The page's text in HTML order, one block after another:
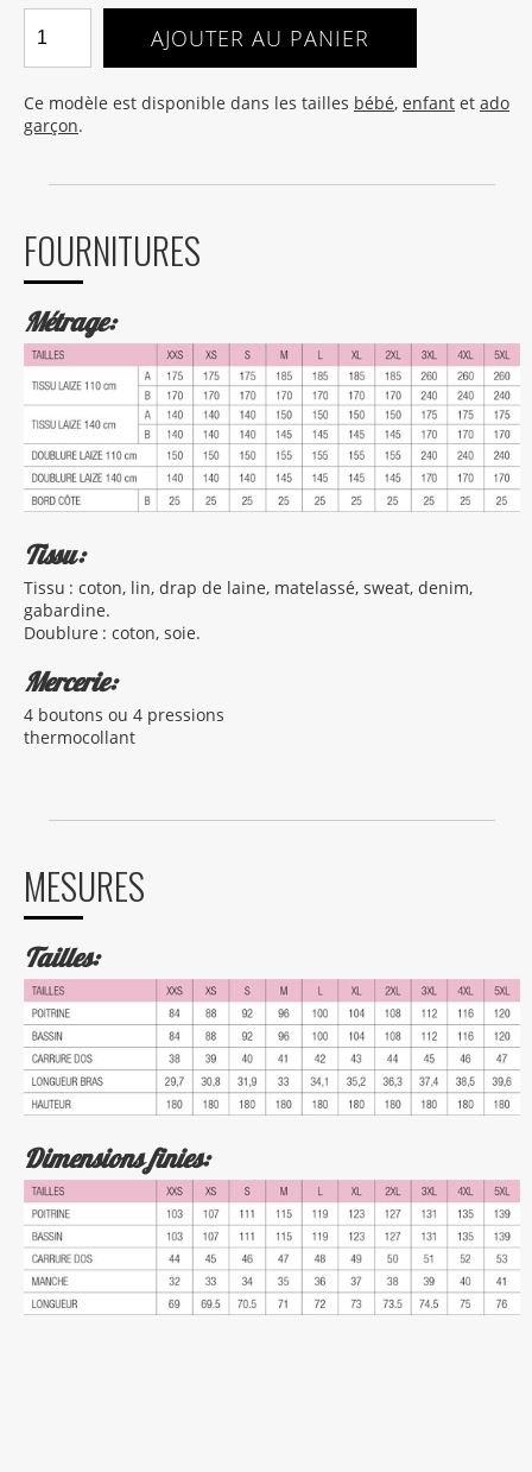
AJOUTER AU PANIER
Ce modèle est disponible dans les tailles bébé, enfant et ado
garçon.
FOURNITURES
Métrage:
Tissu:
Tissu : coton, lin, drap de laine, matelassé, sweat, denim,
gabardine.
Doublure : coton, soie.
Mercerie:
4 boutons ou 4 pressions
thermocollant
MESURES
Tailles:
Dimensions finies: